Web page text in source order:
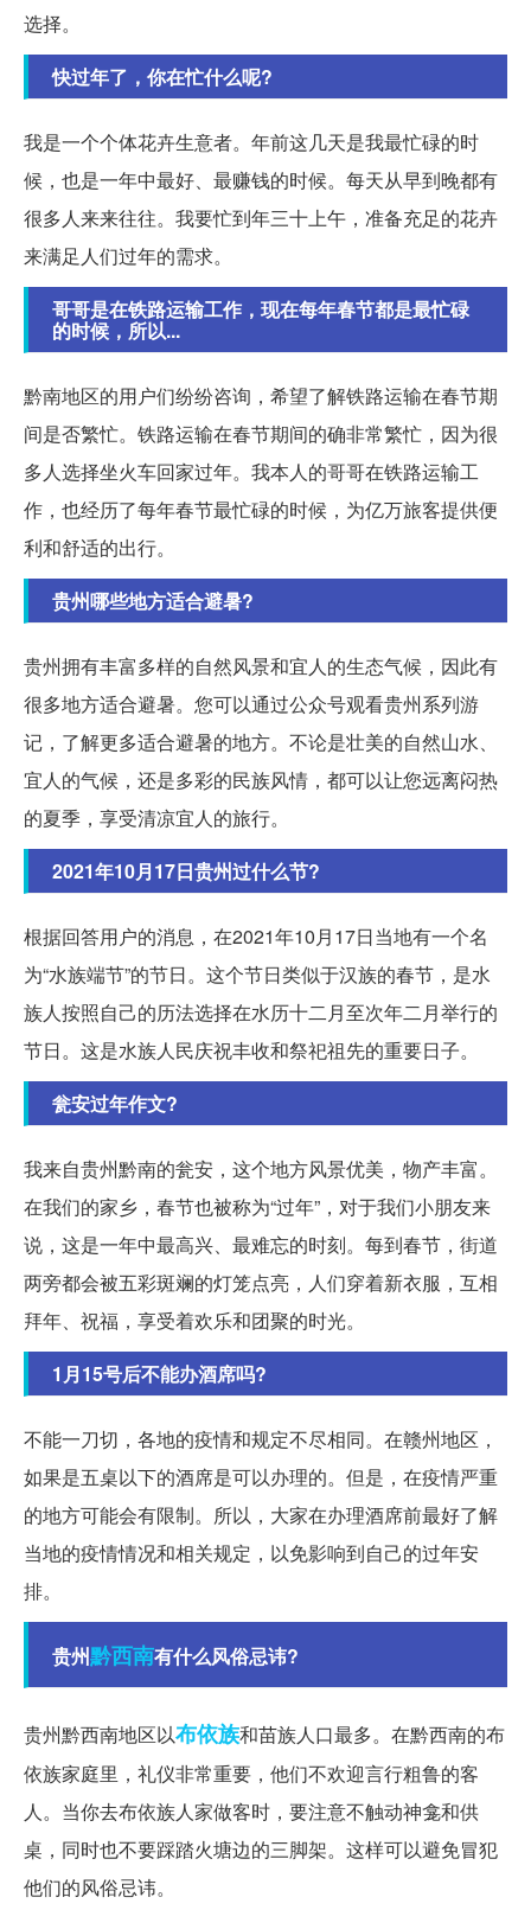
选择。
快过年了，你在忙什么呢?
我是一个个体花卉生意者。年前这几天是我最忙碌的时
候，也是一年中最好、最赚钱的时候。每天从早到晚都有
很多人来来往往。我要忙到年三十上午，准备充足的花卉
来满足人们过年的需求。
哥哥是在铁路运输工作，现在每年春节都是最忙碌
的时候，所以...
黔南地区的用户们纷纷咨询，希望了解铁路运输在春节期
间是否繁忙。铁路运输在春节期间的确非常繁忙，因为很
多人选择坐火车回家过年。我本人的哥哥在铁路运输工
作，也经历了每年春节最忙碌的时候，为亿万旅客提供便
利和舒适的出行。
贵州哪些地方适合避暑?
贵州拥有丰富多样的自然风景和宜人的生态气候，因此有
很多地方适合避暑。您可以通过公众号观看贵州系列游
记，了解更多适合避暑的地方。不论是壮美的自然山水、
宜人的气候，还是多彩的民族风情，都可以让您远离闷热
的夏季，享受清凉宜人的旅行。
2021年10月17日贵州过什么节?
根据回答用户的消息，在2021年10月17日当地有一个名
为“水族端节”的节日。这个节日类似于汉族的春节，是水
族人按照自己的历法选择在水历十二月至次年二月举行的
节日。这是水族人民庆祝丰收和祭祀祖先的重要日子。
瓮安过年作文?
我来自贵州黔南的瓮安，这个地方风景优美，物产丰富。
在我们的家乡，春节也被称为“过年”，对于我们小朋友来
说，这是一年中最高兴、最难忘的时刻。每到春节，街道
两旁都会被五彩斑斓的灯笼点亮，人们穿着新衣服，互相
拜年、祝福，享受着欢乐和团聚的时光。
1月15号后不能办酒席吗?
不能一刀切，各地的疫情和规定不尽相同。在赣州地区，
如果是五桌以下的酒席是可以办理的。但是，在疫情严重
的地方可能会有限制。所以，大家在办理酒席前最好了解
当地的疫情情况和相关规定，以免影响到自己的过年安
排。
贵州黔西南有什么风俗忌讳?
贵州黔西南地区以布依族和苗族人口最多。在黔西南的布
依族家庭里，礼仪非常重要，他们不欢迎言行粗鲁的客
人。当你去布依族人家做客时，要注意不触动神龛和供
桌，同时也不要踩踏火塘边的三脚架。这样可以避免冒犯
他们的风俗忌讳。